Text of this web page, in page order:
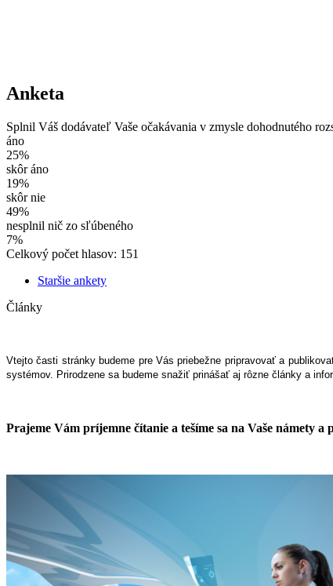
Anketa
Splnil Váš dodávateľ Vaše očakávania v zmysle dohodnutého
áno
25%
skôr áno
19%
skôr nie
49%
nesplnil nič zo sľúbeného
7%
Celkový počet hlasov: 151
Staršie ankety
Články
Vtejto časti stránky budeme pre Vás priebežne pripravovať a
systémov. Prirodzene sa budeme snažiť prinášať aj rôzne články a
Prajeme Vám príjemne čítanie a tešíme sa na Vaše námety a